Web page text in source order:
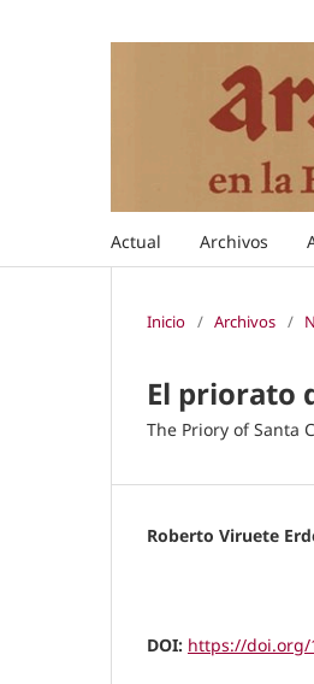
Actual Archivos
Inicio / Archivos /
El priorato
The Priory of Santa
Roberto Viruete
DOI: https://doi.org/